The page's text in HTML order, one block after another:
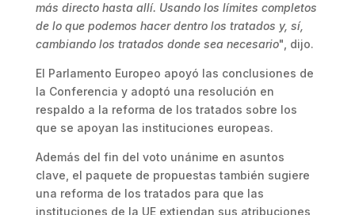
más directo hasta allí. Usando los límites completos
de lo que podemos hacer dentro los tratados y, sí,
cambiando los tratados donde sea necesario", dijo.
El Parlamento Europeo apoyó las conclusiones de
la Conferencia y adoptó una resolución en
respaldo a la reforma de los tratados sobre los
que se apoyan las instituciones europeas.
Además del fin del voto unánime en asuntos
clave, el paquete de propuestas también sugiere
una reforma de los tratados para que las
instituciones de la UE extiendan sus atribuciones